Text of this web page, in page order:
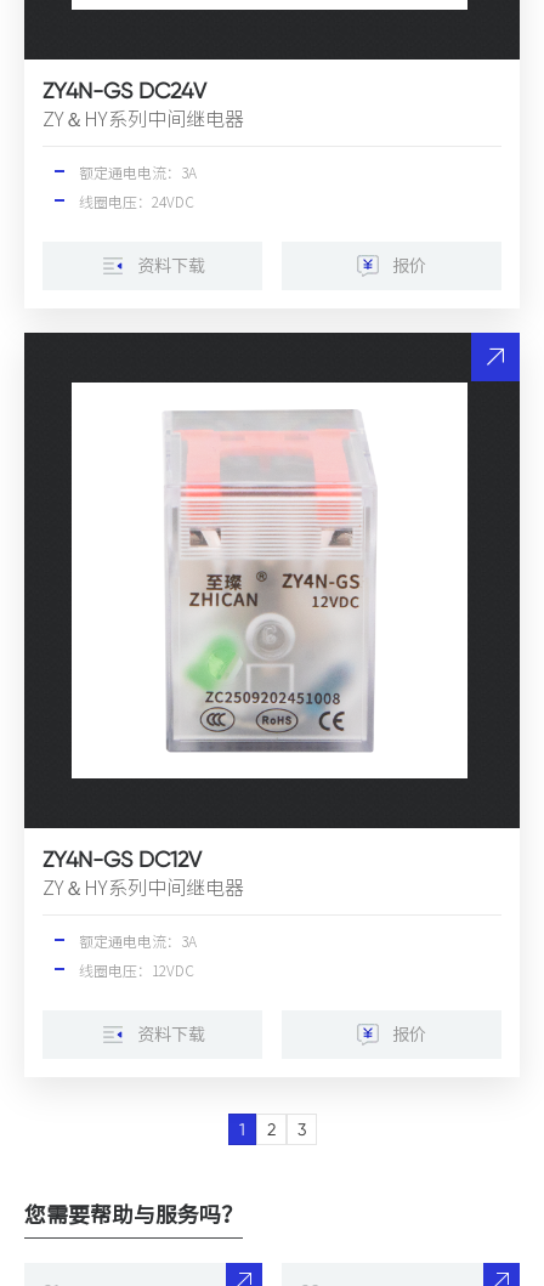
ZY4N-GS DC24V
ZY＆HY系列中间继电器
额定通电电流：3A
线圈电压：24VDC
资料下载 报价
ZY4N-GS DC12V
ZY＆HY系列中间继电器
额定通电电流：3A
线圈电压：12VDC
资料下载 报价
1 2 3
您需要帮助与服务吗？